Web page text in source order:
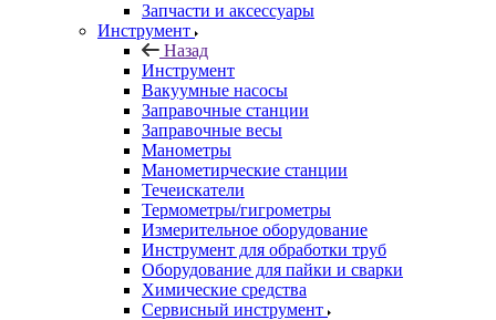
Запчасти и аксессуары
Инструмент
Назад
Инструмент
Вакуумные насосы
Заправочные станции
Заправочные весы
Манометры
Манометирческие станции
Течеискатели
Термометры/гигрометры
Измерительное оборудование
Инструмент для обработки труб
Оборудование для пайки и сварки
Химические средства
Сервисный инструмент